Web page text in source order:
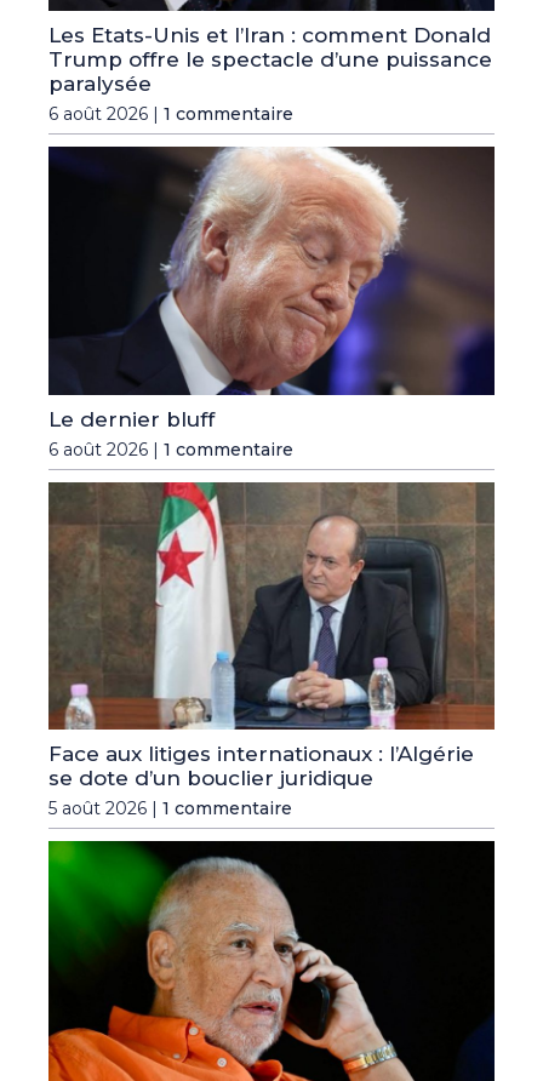
Les Etats-Unis et l’Iran : comment Donald
Trump offre le spectacle d’une puissance
paralysée
6 août 2026 | 1 commentaire
Le dernier bluff
6 août 2026 | 1 commentaire
Face aux litiges internationaux : l’Algérie
se dote d’un bouclier juridique
5 août 2026 | 1 commentaire